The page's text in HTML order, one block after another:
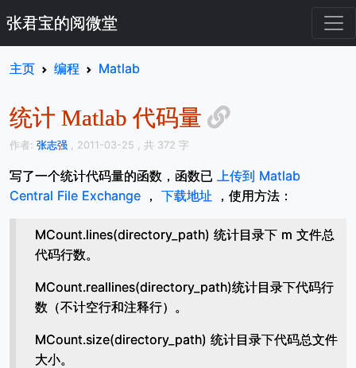
张君宝的阅微堂
主页 编程 Matlab
统计 Matlab 代码量
作者: 张志强 , 2011-03-25 , 共 372 字
写了一个统计代码量的函数，函数已 上传到 Matlab
Central File Exchange ， 下载地址 ，使用方法：
MCount.lines(directory_path) 统计目录下 m 文件总
代码行数。
MCount.reallines(directory_path)统计目录下代码行
数（不计空行和注释行）。
MCount.size(directory_path) 统计目录下代码总文件
大小。